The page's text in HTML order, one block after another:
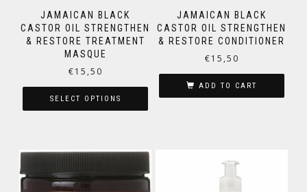
JAMAICAN BLACK
CASTOR OIL STRENGTHEN
& RESTORE TREATMENT
MASQUE
€15,50
SELECT OPTIONS
JAMAICAN BLACK
CASTOR OIL STRENGTHEN
& RESTORE CONDITIONER
€15,50
ADD TO CART